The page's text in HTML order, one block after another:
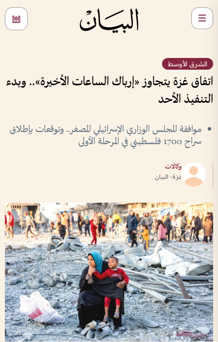
الشرق الأوسط
اتفاق غزة يتجاوز «إرباك الساعات الأخيرة».. وبدء
التنفيذ الأحد
موافقة المجلس الوزاري الإسرائيلي المصغر.. وتوقعات بإطلاق
سراح 1700 فلسطيني في المرحلة الأولى
وكالات
غزة- البيان